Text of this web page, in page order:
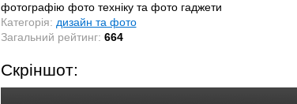
фотографію фото техніку та фото гаджети
Категорія: дизайн та фото
Загальний рейтинг: 664
Скріншот: